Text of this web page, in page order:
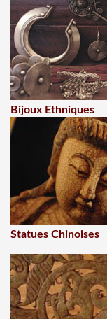
Bijoux Ethniques
Statues Chinoises